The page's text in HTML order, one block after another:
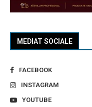
MEDIAT SOCIALE
FACEBOOK
INSTAGRAM
YOUTUBE